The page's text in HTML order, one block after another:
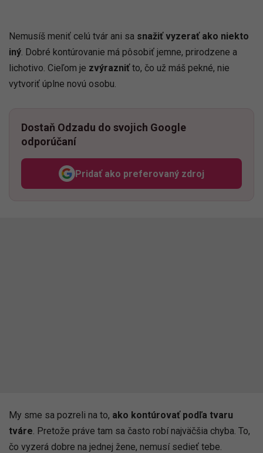
Nemusíš meniť celú tvár ani sa snažiť vyzerať ako niekto
iný. Dobré kontúrovanie má pôsobiť jemne, prirodzene a
lichotivo. Cieľom je zvýrazniťto, čo už máš pekné, nie
vytvoriť úplne novú osobu.
Dostaň Odzadu do svojich Google
odporúčaní
Pridať ako preferovaný zdroj
Odzadu, odkaz sa otvorí v
My sme sa pozreli na to, ako kontúrovať podľa tvaru
tváre . Pretože práve tam sa často robí najväčšia chyba. To,
čo vyzerá dobre na jednej žene, nemusí sedieť tebe.